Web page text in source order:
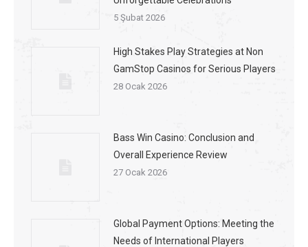
5 Şubat 2026
High Stakes Play Strategies at Non
GamStop Casinos for Serious Players
28 Ocak 2026
Bass Win Casino: Conclusion and
Overall Experience Review
27 Ocak 2026
Global Payment Options: Meeting the
Needs of International Players